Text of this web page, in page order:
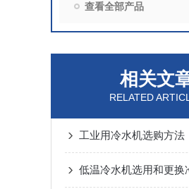
查看全部产品
相关文
RELATED